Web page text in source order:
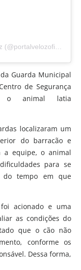
Guarda Municipal
de Segurança
o animal latia
localizaram um
do barracão e
a equipe, o animal
para se
do tempo em que
acionado e uma
as condições do
que o cão não
conforme os
Dessa forma,